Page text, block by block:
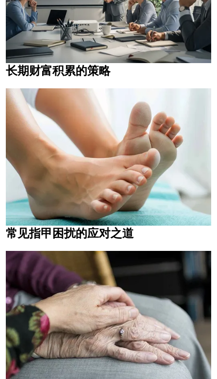
长期财富积累的策略
常见指甲困扰的应对之道